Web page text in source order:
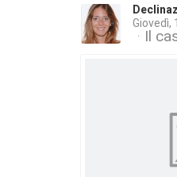
Giovedì,
Il